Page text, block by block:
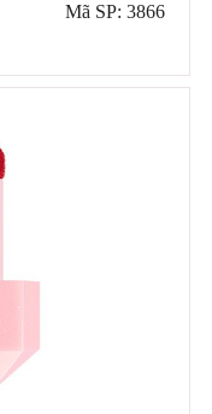
Mã SP: 3866